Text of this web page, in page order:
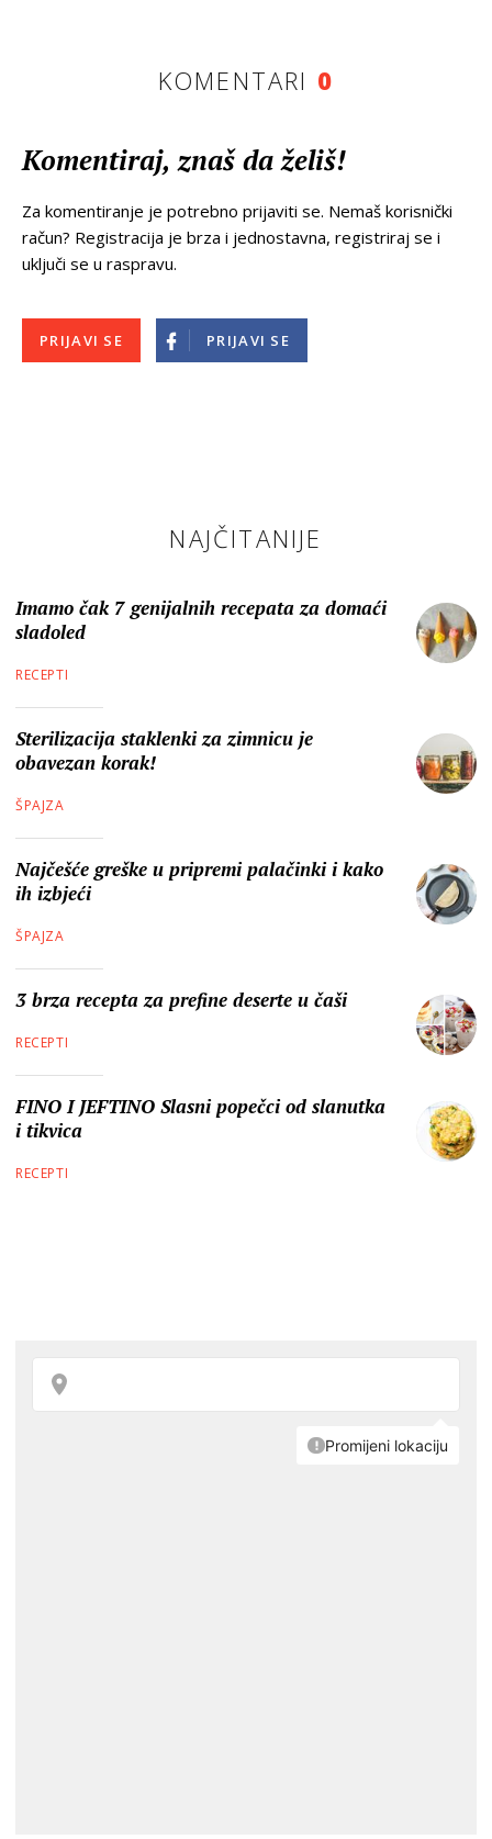
KOMENTARI 0
Komentiraj, znaš da želiš!
Za komentiranje je potrebno prijaviti se. Nemaš korisnički
račun? Registracija je brza i jednostavna, registriraj se i
uključi se u raspravu.
PRIJAVI SE PRIJAVI SE
NAJČITANIJE
Imamo čak 7 genijalnih recepata za domaći
sladoled
RECEPTI
Sterilizacija staklenki za zimnicu je
obavezan korak!
ŠPAJZA
Najčešće greške u pripremi palačinki i kako
ih izbjeći
ŠPAJZA
3 brza recepta za prefine deserte u čaši
RECEPTI
FINO I JEFTINO Slasni popečci od slanutka
i tikvica
RECEPTI